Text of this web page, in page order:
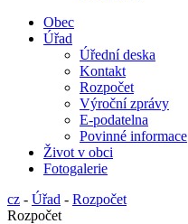
Obec
Úřad
Úřední deska
Kontakt
Rozpočet
Výroční zprávy
E-podatelna
Povinné informace
Život v obci
Fotogalerie
cz - Úřad - Rozpočet
Rozpočet